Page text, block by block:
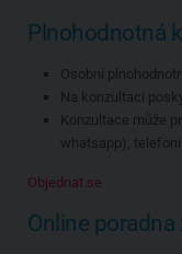
Plnohodnotná
Osobní
Na konzultaci
Konzultace může
whatsapp),
Objednat se
Online poradna